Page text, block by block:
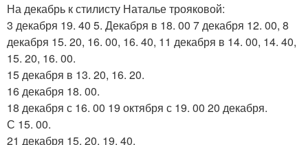
На декабрь к стилисту Наталье трояковой:
3 декабря 19. 40 5. Декабря в 18. 00 7 декабря 12. 00, 8
декабря 15. 20, 16. 00, 16. 40, 11 декабря в 14. 00, 14. 40,
15. 20, 16. 00.
15 декабря в 13. 20, 16. 20.
16 декабря 18. 00.
18 декабря с 16. 00 19 октября с 19. 00 20 декабря.
С 15. 00.
21 декабря 15. 20, 19. 40.